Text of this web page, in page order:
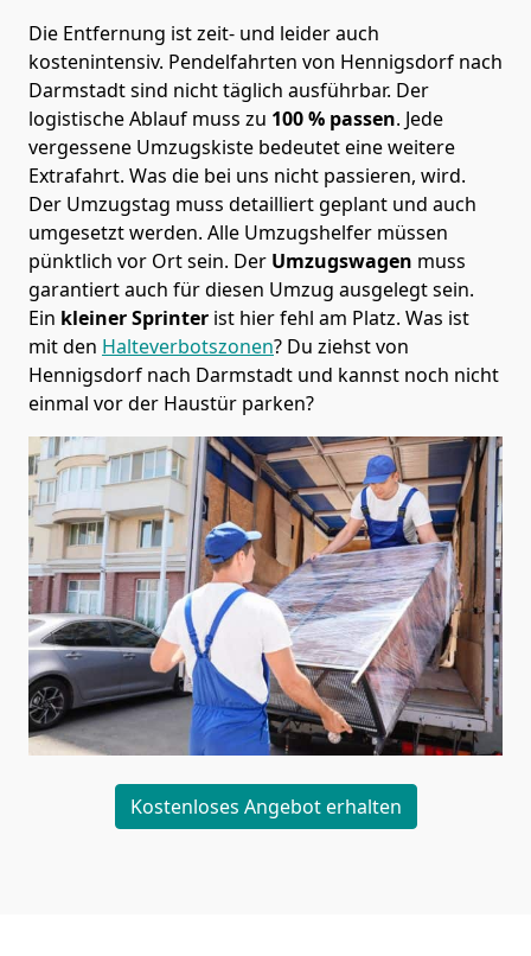
Die Entfernung ist zeit- und leider auch
kostenintensiv. Pendelfahrten von Hennigsdorf nach
Darmstadt sind nicht täglich ausführbar. Der
logistische Ablauf muss zu 100 % passen. Jede
vergessene Umzugskiste bedeutet eine weitere
Extrafahrt. Was die bei uns nicht passieren, wird.
Der Umzugstag muss detailliert geplant und auch
umgesetzt werden. Alle Umzugshelfer müssen
pünktlich vor Ort sein. Der Umzugswagen muss
garantiert auch für diesen Umzug ausgelegt sein.
Ein kleiner Sprinter ist hier fehl am Platz. Was ist
mit den Halteverbotszonen? Du ziehst von
Hennigsdorf nach Darmstadt und kannst noch nicht
einmal vor der Haustür parken?
Kostenloses Angebot erhalten